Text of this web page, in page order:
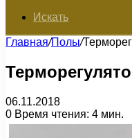
Искать
Главная/Полы/
06.11.2018
0 Время чтения: 4 мин.